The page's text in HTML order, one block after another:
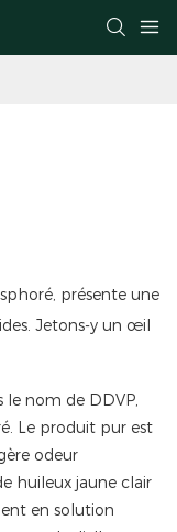
présente une
Jetons-y un œil
le nom de DDVP,
Le produit pur est
odeur
huileux jaune clair
en solution